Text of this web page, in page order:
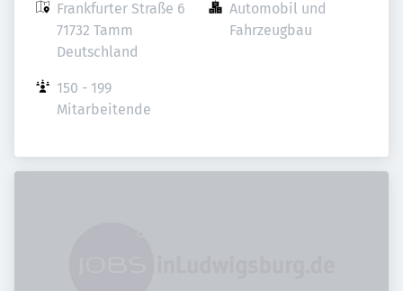
Frankfurter Straße 6
71732 Tamm
Deutschland
Automobil und
Fahrzeugbau
150 - 199
Mitarbeitende